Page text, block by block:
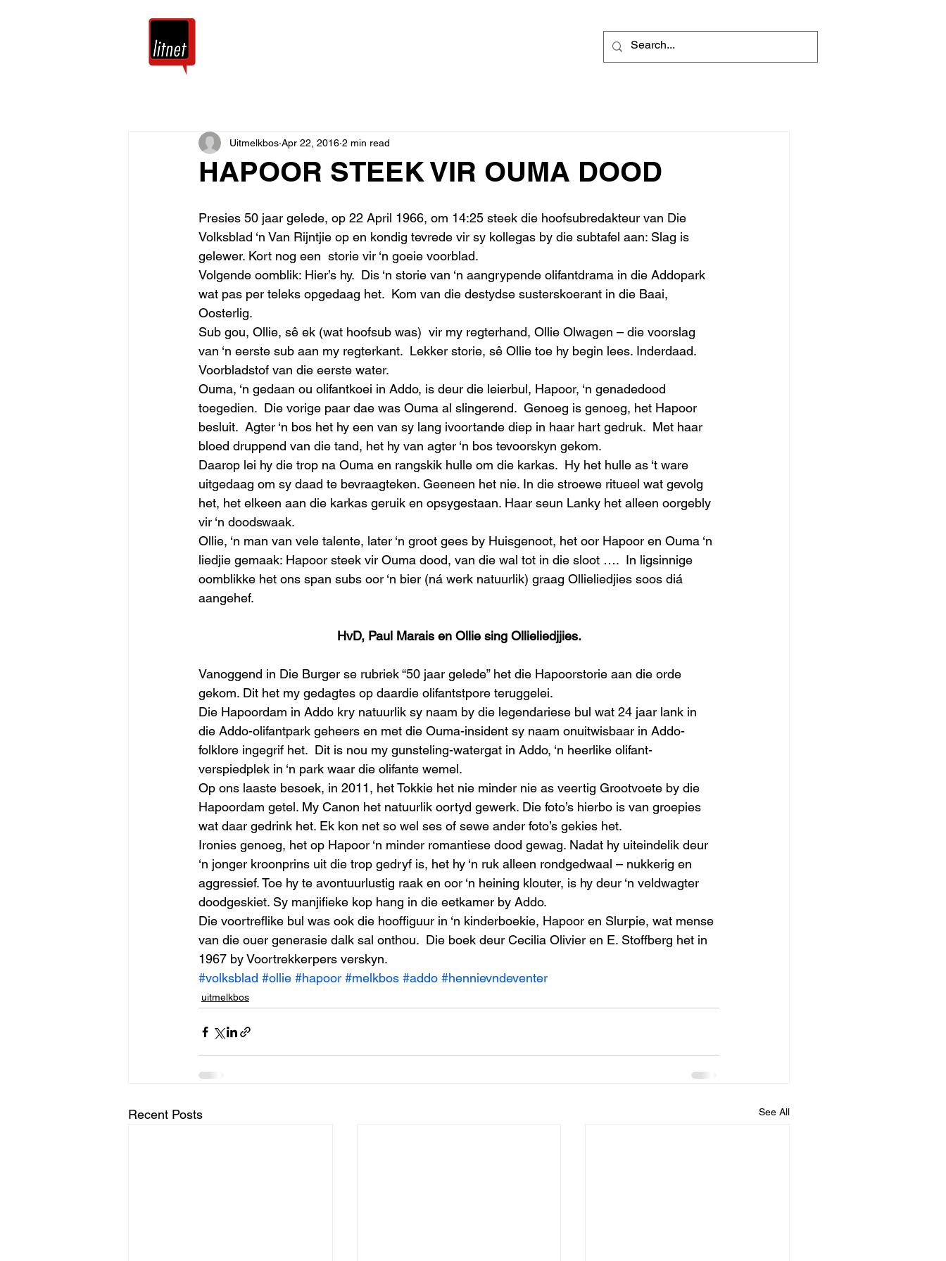
HAPOOR STEEK VIR OUMA DOOD
Uitmelkbos Apr 22, 2016 2 min read
Presies 50 jaar gelede, op 22 April 1966, om 14:25 steek die hoofsubredakteur van Die
Volksblad ‘n Van Rijntjie op en kondig tevrede vir sy kollegas by die subtafel aan: Slag is
gelewer. Kort nog een  storie vir ‘n goeie voorblad.
Volgende oomblik: Hier’s hy.  Dis ‘n storie van ‘n aangrypende olifantdrama in die Addopark
wat pas per teleks opgedaag het.  Kom van die destydse susterskoerant in die Baai,
Oosterlig.
Sub gou, Ollie, sê ek (wat hoofsub was)  vir my regterhand, Ollie Olwagen – die voorslag
van ‘n eerste sub aan my regterkant.  Lekker storie, sê Ollie toe hy begin lees. Inderdaad.
Voorbladstof van die eerste water.
Ouma, ‘n gedaan ou olifantkoei in Addo, is deur die leierbul, Hapoor, ‘n genadedood
toegedien.  Die vorige paar dae was Ouma al slingerend.  Genoeg is genoeg, het Hapoor
besluit.  Agter ‘n bos het hy een van sy lang ivoortande diep in haar hart gedruk.  Met haar
bloed druppend van die tand, het hy van agter ‘n bos tevoorskyn gekom.
Daarop lei hy die trop na Ouma en rangskik hulle om die karkas.  Hy het hulle as ‘t ware
uitgedaag om sy daad te bevraagteken. Geeneen het nie. In die stroewe ritueel wat gevolg
het, het elkeen aan die karkas geruik en opsygestaan. Haar seun Lanky het alleen oorgebly
vir ‘n doodswaak.
Ollie, ‘n man van vele talente, later ‘n groot gees by Huisgenoot, het oor Hapoor en Ouma ‘n
liedjie gemaak: Hapoor steek vir Ouma dood, van die wal tot in die sloot ….  In ligsinnige
oomblikke het ons span subs oor ‘n bier (ná werk natuurlik) graag Ollieliedjies soos diá
aangehef.
HvD, Paul Marais en Ollie sing Ollieliedjjies.
Vanoggend in Die Burger se rubriek “50 jaar gelede” het die Hapoorstorie aan die orde
gekom. Dit het my gedagtes op daardie olifantstpore teruggelei.
Die Hapoordam in Addo kry natuurlik sy naam by die legendariese bul wat 24 jaar lank in
die Addo-olifantpark geheers en met die Ouma-insident sy naam onuitwisbaar in Addo-
folklore ingegrif het.  Dit is nou my gunsteling-watergat in Addo, ‘n heerlike olifant-
verspiedplek in ‘n park waar die olifante wemel.
Op ons laaste besoek, in 2011, het Tokkie het nie minder nie as veertig Grootvoete by die
Hapoordam getel. My Canon het natuurlik oortyd gewerk. Die foto’s hierbo is van groepies
wat daar gedrink het. Ek kon net so wel ses of sewe ander foto’s gekies het.
Ironies genoeg, het op Hapoor ‘n minder romantiese dood gewag. Nadat hy uiteindelik deur
‘n jonger kroonprins uit die trop gedryf is, het hy ‘n ruk alleen rondgedwaal – nukkerig en
aggressief. Toe hy te avontuurlustig raak en oor ‘n heining klouter, is hy deur ‘n veldwagter
doodgeskiet. Sy manjifieke kop hang in die eetkamer by Addo.
Die voortreflike bul was ook die hooffiguur in ‘n kinderboekie, Hapoor en Slurpie, wat mense
van die ouer generasie dalk sal onthou.  Die boek deur Cecilia Olivier en E. Stoffberg het in
1967 by Voortrekkerpers verskyn.
#volksblad #ollie #hapoor #melkbos #addo #hennievndeventer
uitmelkbos
Recent Posts See All